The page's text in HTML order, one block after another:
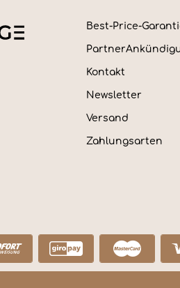
Best-Price-
Kontakt
Newsletter
Versand
Zahlungsarten